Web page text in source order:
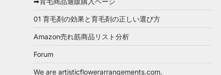
01 育毛剤の効果と育毛剤の正しい選び方
Amazon売れ筋商品リスト分析
Forum
We are artisticflowerarrangements.com.